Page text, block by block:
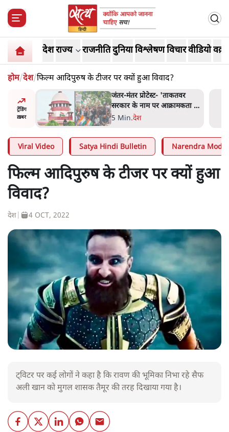
देशराज्य राजनीतिदुनियाविश्लेषणविचारवीडियो
होम/देश/फिल्म आदिपुरुष के टीजर पर क्यों हुआ विवाद?
ट्रेंडिंग
ख़बर
से
जंतर-मंतर प्रोटेस्ट- 'ताकतवर
सरकार के नाम पर आक्रामकता न
दिखाए पुलिस, जेन जी को सुने':
5 Min.देश
Viral Video Satya Hindi Bulletin Narendra Modi
फिल्म आदिपुरुष के टीजर पर क्यों हुआ
विवाद?
देश 4 OCT, 2022
ट्विटर पर कई लोगों ने कहा है कि रावण की भूमिका निभा रहे सैफ
अली खान को मुगल शासक तैमूर की तरह दिखाया गया है।